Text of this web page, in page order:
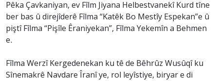
Pêka Çavkaniyan, ev Fîlm Jiyana Helbestvanekî Kurd tîne
ber bas û direjîderê Fîlma “Katêk Bo Mestîy Espekan”e û
piştî Fîlma “Pişîle Êraniyekan”, Fîlma Yekemîn a Behmen
e.
Fîlma Werzî Kergedenekan ku tê de Bêhrûz Wusûqî ku
Sînemakrê Navdare Îranî ye, rol leyîstiye, biryar e di